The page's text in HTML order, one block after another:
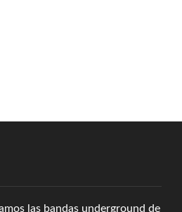
las bandas underground de